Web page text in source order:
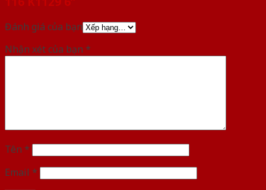
Đánh giá của bạn
Nhận xét của bạn *
Tên *
Email *